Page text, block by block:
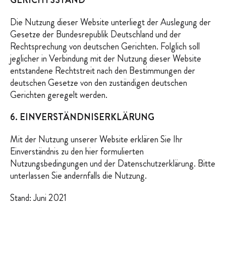
Die Nutzung dieser Website unterliegt der Auslegung der
Gesetze der Bundesrepublik Deutschland und der
Rechtsprechung von deutschen Gerichten. Folglich soll
jeglicher in Verbindung mit der Nutzung dieser Website
entstandene Rechtstreit nach den Bestimmungen der
deutschen Gesetze von den zuständigen deutschen
Gerichten geregelt werden.
6. EINVERSTÄNDNISERKLÄRUNG
Mit der Nutzung unserer Website erklären Sie Ihr
Einverständnis zu den hier formulierten
Nutzungsbedingungen und der Datenschutzerklärung. Bitte
unterlassen Sie andernfalls die Nutzung.
Stand: Juni 2021